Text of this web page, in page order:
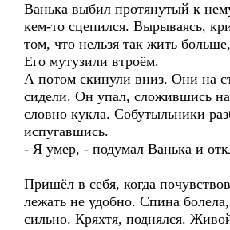
Ванька выбил протянутый к
кем-то сцепился. Вырываясь,
том, что нельзя так жить
Его мутузили втроём.
А потом скинули вниз. Они на
сидели. Он упал, сложившись
словно кукла. Собутыльники
испугавшись.
- Я умер, - подумал Ванька и
Пришёл в себя, когда
лежать не удобно. Спина
сильно. Кряхтя, поднялся.